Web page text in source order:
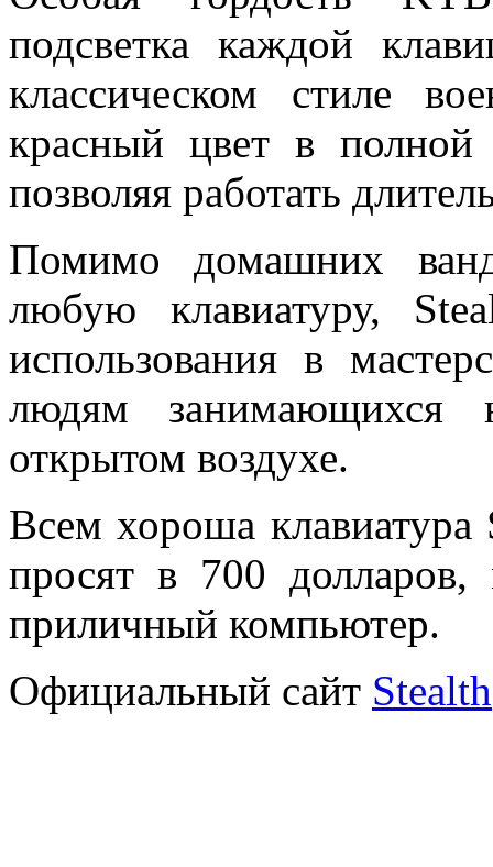
подсветка каждой
классическом стиле
красный цвет в полной
позволяя работать
Помимо домашних
любую клавиатуру,
использования в
людям занимающихся
открытом воздухе.
Всем хороша клавиатура
просят в 700
приличный компьютер.
Официальный сайт Stealth